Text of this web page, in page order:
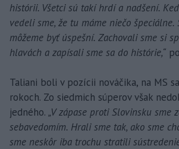
histórii. Všetci sú takí hrdí a nadšení.
vedeli sme, že tu máme niečo
môžeme byť úspešní. Zachovali sme si
hlavách a zapísali sme sa do histórie,“
Taliani boli v pozícii nováčika, na MS
rokoch. Zo siedmich súperov však
jedného. „V zápase proti Slovinsku sme
sebavedomím. Hrali sme tak, ako sme
sme neskôr iba trochu stratili